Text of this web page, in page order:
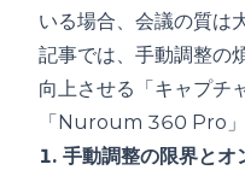
いる場合、会議の質は
記事では、手動調整の
向上させる「キャプチ
「Nuroum 360 Pro」
1. 手動調整の限界とオ